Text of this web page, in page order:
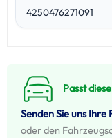
4250476271091
Passt
Senden Sie uns
oder den